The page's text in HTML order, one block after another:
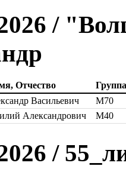
/
Отчество Группа
Васильевич М70
Александрович М40
/